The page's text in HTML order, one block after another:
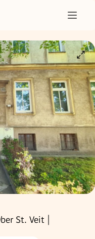
St. Veit |